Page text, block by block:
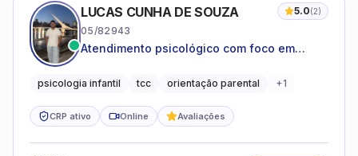
LUCAS CUNHA DE SOUZA 5.0(2)
05/82943
Atendimento psicológico com foco em
promovendo equilíbrio emocional e
psicologia infantil tcc orientação parental +1
CRP ativo Online Avaliações